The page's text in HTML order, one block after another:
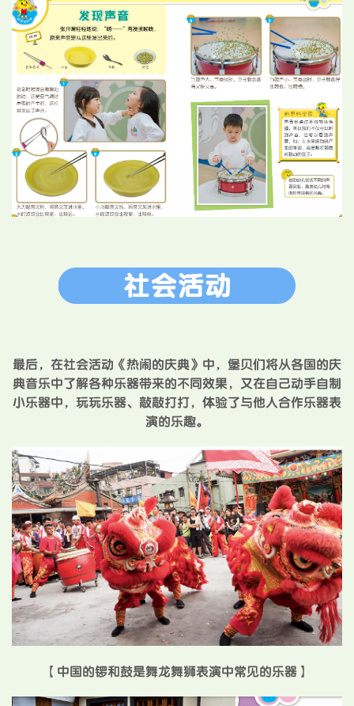
最后，在社会活动《热闹的庆典》中，堡贝们将从各国的庆
典音乐中了解各种乐器带来的不同效果，又在自己动手自制
小乐器中，玩玩乐器、敲敲打打，体验了与他人合作乐器表
演的乐趣。
【中国的锣和鼓是舞龙舞狮表演中常见的乐器】